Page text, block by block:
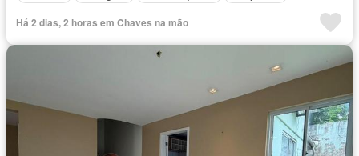
Há 2 dias, 2 horas em Chaves na mão